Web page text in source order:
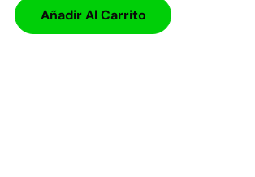
Añadir Al Carrito